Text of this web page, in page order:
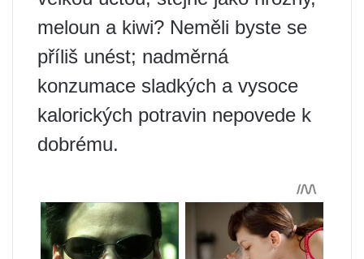
meloun a kiwi? Neměli byste se
příliš unést; nadměrná
konzumace sladkých a vysoce
kalorických potravin nepovede k
dobrému.